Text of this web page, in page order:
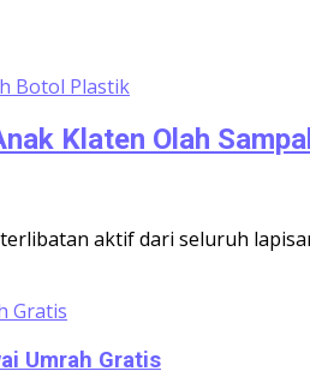
Klaten Olah
aktif dari seluruh
Umrah Gratis